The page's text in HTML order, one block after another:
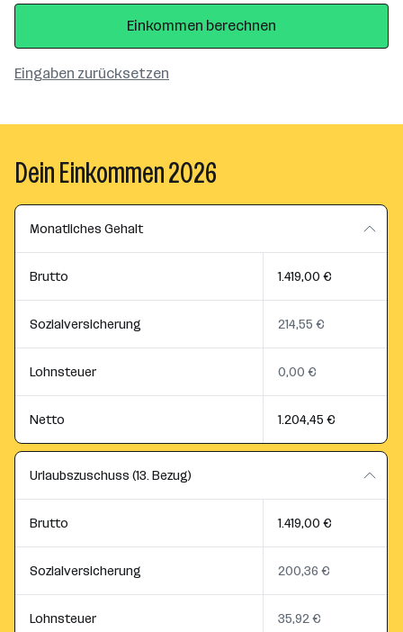
Eingaben zurücksetzen
Einkommen berechnen
Dein Einkommen 2026
Monatliches Gehalt
Brutto 1.419,00 €
Sozialversicherung 214,55 €
Lohnsteuer 0,00 €
Netto 1.204,45 €
Urlaubszuschuss (13. Bezug)
Brutto 1.419,00 €
Sozialversicherung 200,36 €
Lohnsteuer 35,92 €